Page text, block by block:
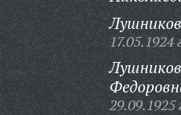
17.05.1924
29.09.1925